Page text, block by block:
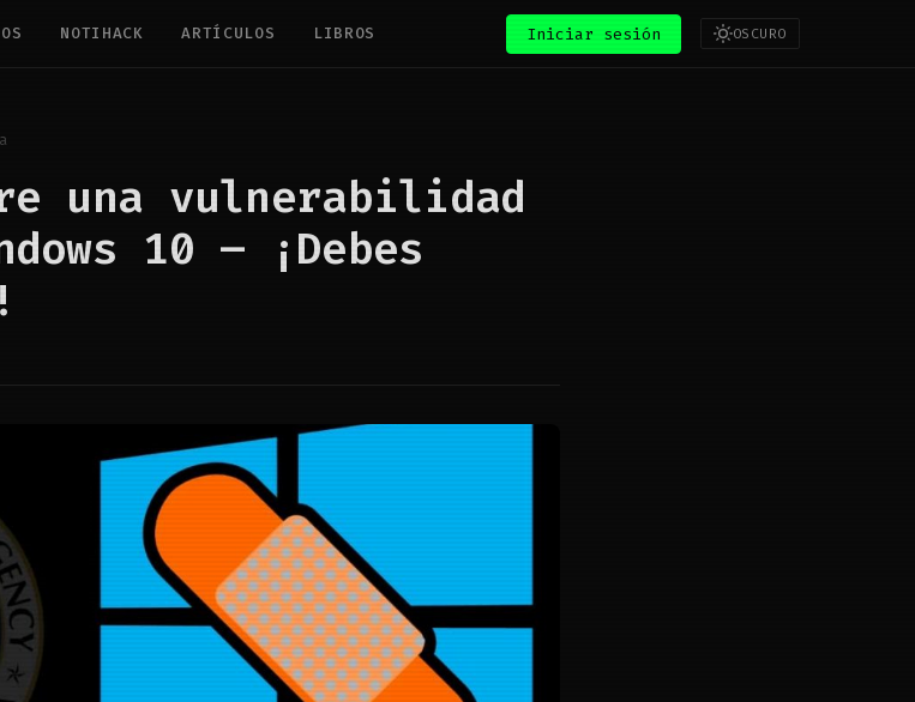
NOTIHACK ARTÍCULOS LIBROS Iniciar sesión OSCURO
una vulnerabilidad
10 – ¡Debes